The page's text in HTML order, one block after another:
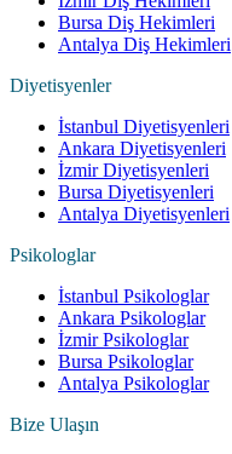
Bursa Diş Hekimleri
Antalya Diş Hekimleri
Diyetisyenler
İstanbul Diyetisyenleri
Ankara Diyetisyenleri
İzmir Diyetisyenleri
Bursa Diyetisyenleri
Antalya Diyetisyenleri
Psikologlar
İstanbul Psikologlar
Ankara Psikologlar
İzmir Psikologlar
Bursa Psikologlar
Antalya Psikologlar
Bize Ulaşın